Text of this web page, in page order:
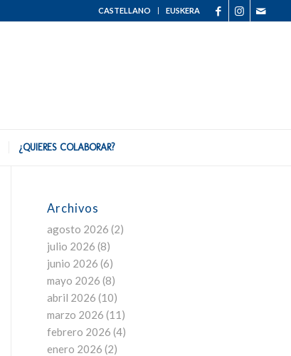
CASTELLANO EUSKERA
¿QUIERES COLABORAR?
Archivos
agosto 2026 (2)
julio 2026 (8)
junio 2026 (6)
mayo 2026 (8)
abril 2026 (10)
marzo 2026 (11)
febrero 2026 (4)
enero 2026 (2)